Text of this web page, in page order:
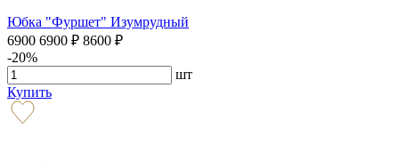
Юбка "Фуршет" Изумрудный
6900 6900 ₽ 8600 ₽
-20%
шт
Купить